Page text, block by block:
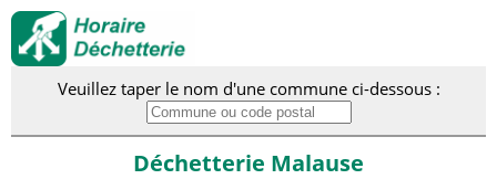
Veuillez taper le nom d'une commune ci-dessous :
Déchetterie Malause